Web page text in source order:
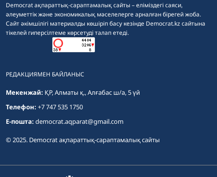
Democrat ақпараттық-сараптамалық сайты – еліміздегі саяси,
әлеуметтік және экономикалық мәселелерге арналған бірегей жоба.
Сайт әкімшілігі материалды көшіріп басу кезінде Democrat.kz сайтына
тікелей гиперсілтеме көрсетуді талап етеді.
РЕДАКЦИЯМЕН БАЙЛАНЫС
Мекенжай: ҚР, Алматы қ., Алғабас ш/а, 5 үй
Телефон: +7 747 535 1750
E-пошта: democrat.aqparat@gmail.com
© 2025. Democrat ақпараттық-сараптамалық сайты